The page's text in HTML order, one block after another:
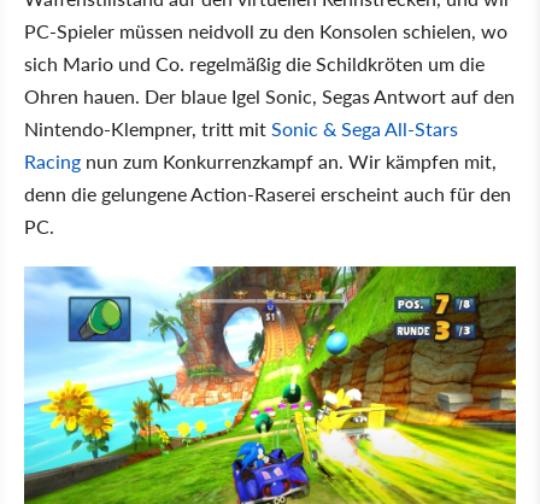
PC-Spieler müssen neidvoll zu den Konsolen schielen, wo
sich Mario und Co. regelmäßig die Schildkröten um die
Ohren hauen. Der blaue Igel Sonic, Segas Antwort auf den
Nintendo-Klempner, tritt mitSonic & Sega All-Stars
Racing nun zum Konkurrenzkampf an. Wir kämpfen mit,
denn die gelungene Action-Raserei erscheint auch für den
PC.